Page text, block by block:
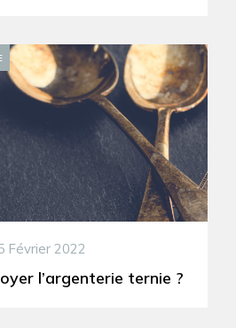
Février 2022
l’argenterie ternie ?